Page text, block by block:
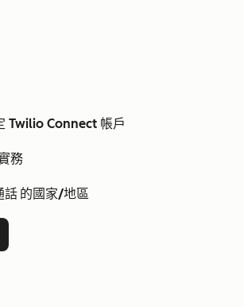
Twilio Connect 帳戶
務
話 的國家/地區